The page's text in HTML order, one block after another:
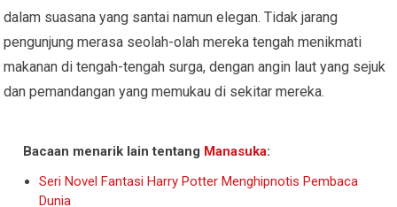
dalam suasana yang santai namun elegan. Tidak jarang
pengunjung merasa seolah-olah mereka tengah menikmati
makanan di tengah-tengah surga, dengan angin laut yang sejuk
dan pemandangan yang memukau di sekitar mereka.
Bacaan menarik lain tentang Manasuka:
Seri Novel Fantasi Harry Potter Menghipnotis Pembaca
Dunia